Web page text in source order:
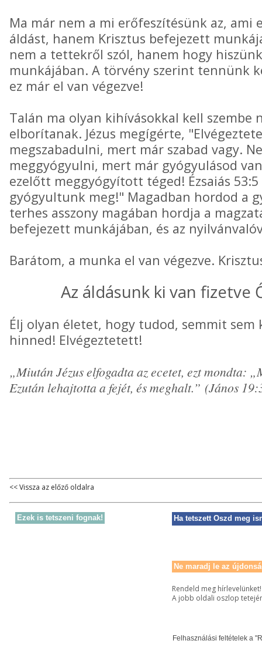
Ma már nem a mi erőfeszítésünk az, ami
áldást, hanem Krisztus befejezett
nem a tettekről szól, hanem hogy
munkájában. A törvény szerint tennünk
ez már el van végezve!
Talán ma olyan kihívásokkal kell szembe
elborítanak. Jézus megígérte,
megszabadulni, mert már szabad vagy.
meggyógyulni, mert már gyógyulásod
ezelőtt meggyógyított téged! Ézsaiás
gyógyultunk meg!" Magadban hordod a
terhes asszony magában hordja a
befejezett munkájában, és az
Barátom, a munka el van végezve.
Az áldásunk ki van fizetve
Élj olyan életet, hogy tudod, semmit sem
hinned! Elvégeztetett!
„Miután Jézus elfogadta az ecetet, ezt mondta:
Ezután lehajtotta a fejét, és meghalt.” (János
<< Vissza az előző oldalra
Ezek is tetszeni fognak! Ha tetszett Oszd meg
Ne maradj le az
Rendeld meg hírlevelünket!
A jobb oldali oszlop
Felhasználási feltételek a